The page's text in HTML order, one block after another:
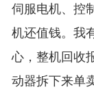
伺服电机、控
机还值钱。我
心，整机回收
动器拆下来单